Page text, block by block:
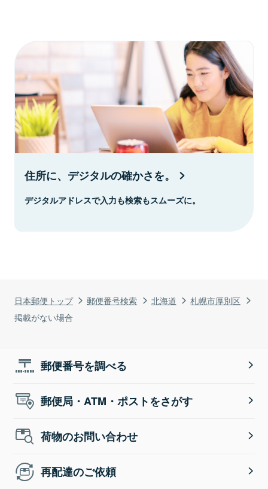
日本郵便トップ 郵便番号検索 北海道
札幌市厚別区
掲載がない場合
住所に、デジタルの確かさを。
デジタルアドレスで入力も検索もスムーズに。
郵便番号を調べる
郵便局・ATM・ポストをさがす
荷物のお問い合わせ
再配達のご依頼